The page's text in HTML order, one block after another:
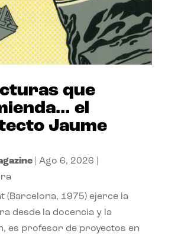
que
el
Jaume
| Ago 6, 2026
(Barcelona, 1975) ejerce la
desde la docencia y la
es profesor de proyectos en